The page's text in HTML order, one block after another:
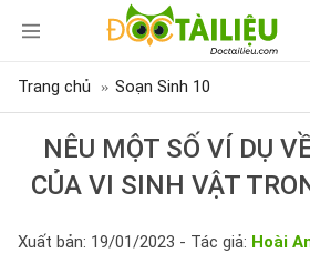
Trang chủ Soạn Sinh 10
NÊU MỘT SỐ VÍ DỤ
CỦA VI SINH VẬT
Xuất bản: 19/01/2023 - Tác giả: Hoài